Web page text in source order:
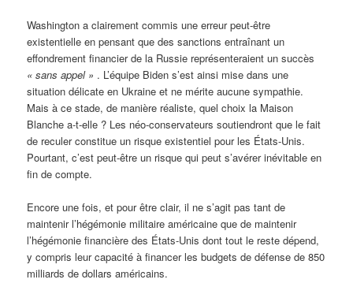
Washington a clairement commis une erreur peut-être
existentielle en pensant que des sanctions entraînant un
effondrement financier de la Russie représenteraient un succès
« sans appel » . L’équipe Biden s’est ainsi mise dans une
situation délicate en Ukraine et ne mérite aucune sympathie.
Mais à ce stade, de manière réaliste, quel choix la Maison
Blanche a-t-elle ? Les néo-conservateurs soutiendront que le fait
de reculer constitue un risque existentiel pour les États-Unis.
Pourtant, c’est peut-être un risque qui peut s’avérer inévitable en
fin de compte.
Encore une fois, et pour être clair, il ne s’agit pas tant de
maintenir l’hégémonie militaire américaine que de maintenir
l’hégémonie financière des États-Unis dont tout le reste dépend,
y compris leur capacité à financer les budgets de défense de 850
milliards de dollars américains.